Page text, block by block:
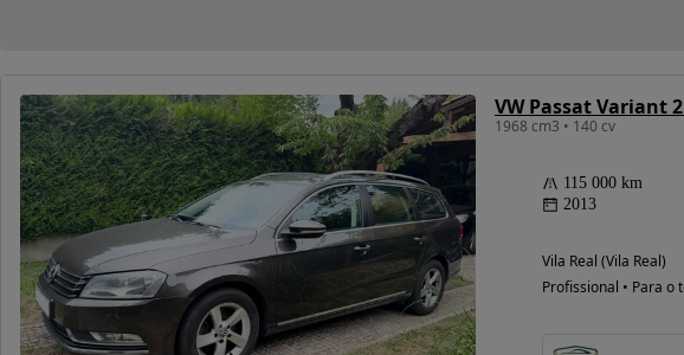
1968 cm3 • 140 cv
115 000 km
2013
Vila Real (Vila Real)
Profissional • Para o